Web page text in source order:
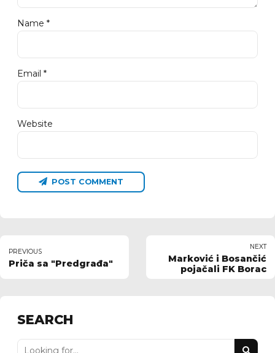
Name *
Email *
Website
POST COMMENT
PREVIOUS
Priča sa "Predgrađa"
NEXT
Marković i Bosančić
pojačali FK Borac
SEARCH